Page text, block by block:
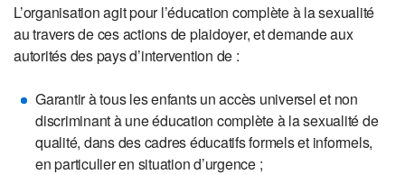
L’organisation agit pour l’éducation complète à la sexualité
au travers de ces actions de plaidoyer, et demande aux
autorités des pays d’intervention de :
Garantir à tous les enfants un accès universel et non
discriminant à une éducation complète à la sexualité de
qualité, dans des cadres éducatifs formels et informels,
en particulier en situation d’urgence ;